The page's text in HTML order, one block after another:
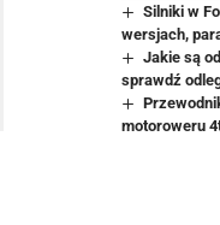
Silniki w
wersjach,
Jakie są
sprawdź
motoroweru